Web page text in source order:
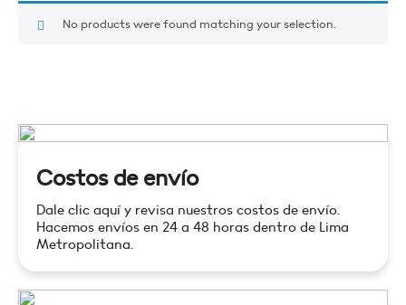
No products were found matching your selection.
Costos de envío
Dale clic aquí y revisa nuestros costos de envío.
Hacemos envíos en 24 a 48 horas dentro de Lima
Metropolitana.